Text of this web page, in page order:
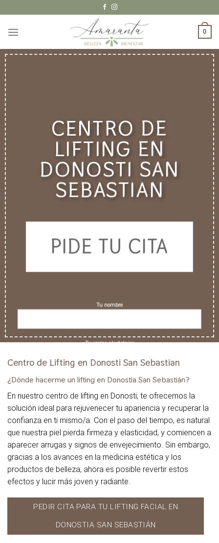
al
contenido
0
CENTRO DE
LIFTING EN
DONOSTI SAN
SEBASTIAN
PIDE TU CITA
Tu nombre
Tu correo electrónico
Tu teléfono
Asunto
Tu mensaje (opcional)
Centro de Lifting en Donosti San Sebastian
¿Dónde hacerme un lifting en Donostia San Sebastián?
En nuestro centro de lifting en Donosti, te ofrecemos la
solución ideal para rejuvenecer tu apariencia y recuperar la
confianza en ti mismo/a. Con el paso del tiempo, es natural
que nuestra piel pierda firmeza y elasticidad, y comiencen a
aparecer arrugas y signos de envejecimiento. Sin embargo,
gracias a los avances en la medicina estética y los
productos de belleza, ahora es posible revertir estos
efectos y lucir más joven y radiante.
PEDIR CITA PARA TU LIFTING FACIAL EN
DONOSTIA SAN SEBASTIÁN